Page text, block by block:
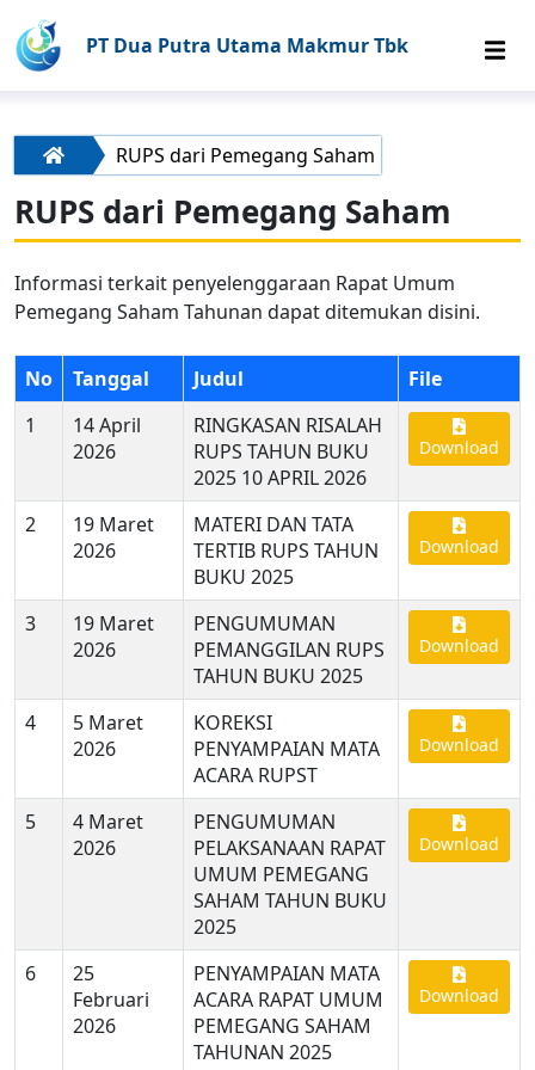
PT Dua Putra Utama Makmur Tbk
RUPS dari Pemegang Saham
RUPS dari Pemegang Saham
Informasi terkait penyelenggaraan Rapat Umum
Pemegang Saham Tahunan dapat ditemukan disini.
No Tanggal Judul
File
1
14 April
2026
RINGKASAN RISALAH
RUPS TAHUN BUKU
2025 10 APRIL 2026
Download
2
19 Maret
2026
MATERI DAN TATA
TERTIB RUPS TAHUN
BUKU 2025
Download
3
19 Maret
2026
PENGUMUMAN
PEMANGGILAN RUPS
TAHUN BUKU 2025
Download
4
5 Maret
2026
KOREKSI
PENYAMPAIAN MATA
ACARA RUPST
Download
5
4 Maret
2026
PENGUMUMAN
PELAKSANAAN RAPAT
UMUM PEMEGANG
SAHAM TAHUN BUKU
2025
Download
6
25
Februari
2026
PENYAMPAIAN MATA
ACARA RAPAT UMUM
PEMEGANG SAHAM
TAHUNAN 2025
Download